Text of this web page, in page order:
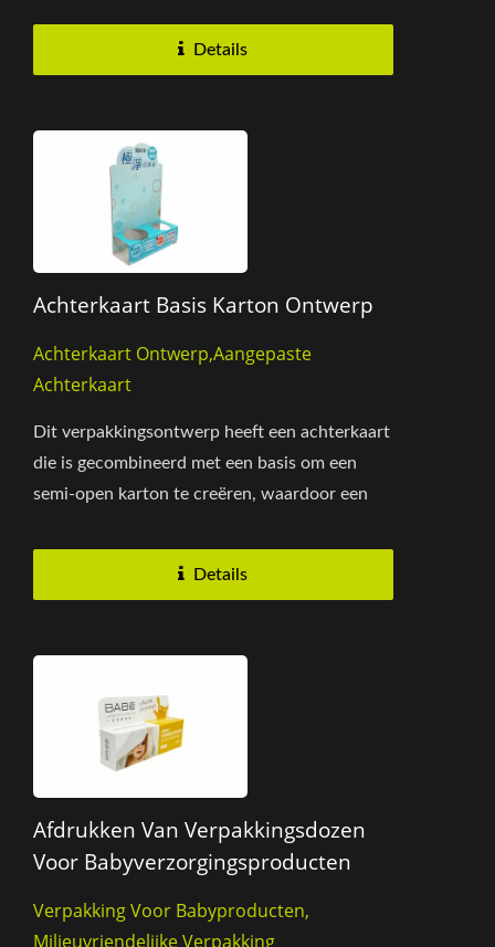
Details
Achterkaart Basis Karton Ontwerp
Achterkaart Ontwerp,Aangepaste
Achterkaart
Dit verpakkingsontwerp heeft een achterkaart
die is gecombineerd met een basis om een
semi-open karton te creëren, waardoor een
Details
Afdrukken Van Verpakkingsdozen
Voor Babyverzorgingsproducten
Verpakking Voor Babyproducten,
Milieuvriendelijke Verpakking